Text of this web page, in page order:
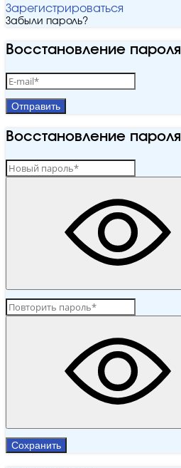
Зарегистрироваться
Забыли пароль?
Восстановление пароля
Отправить
Восстановление пароля
Сохранить